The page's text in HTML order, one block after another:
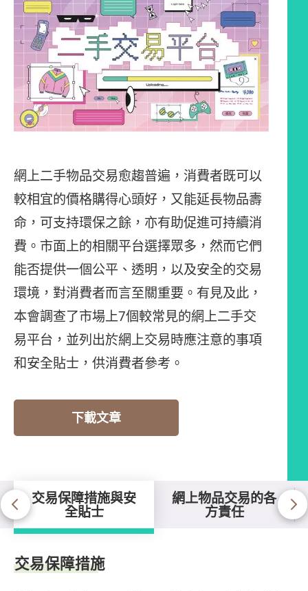
網上二手物品交易愈趨普遍，消費者既可以
較相宜的價格購得心頭好，又能延長物品壽
命，可支持環保之餘，亦有助促進可持續消
費。市面上的相關平台選擇眾多，然而它們
能否提供一個公平、透明，以及安全的交易
環境，對消費者而言至關重要。有見及此，
本會調查了市場上7個較常見的網上二手交
易平台，並列出於網上交易時應注意的事項
和安全貼士，供消費者參考。
下載文章
交易保障措施與安
全貼士
網上物品交易的各
方責任
交易保障措施與安全貼士
交易保障措施